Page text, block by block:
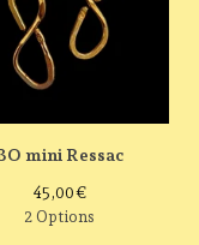
mini Ressac
45,00€
2 Options